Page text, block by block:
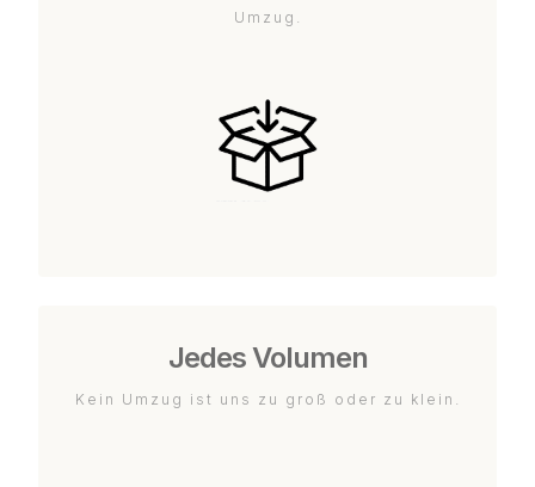
Umzug.
Jedes Volumen
Kein Umzug ist uns zu groß oder zu klein.